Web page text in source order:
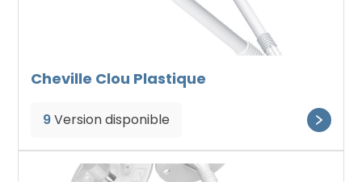
Cheville Clou Plastique
9Version disponible